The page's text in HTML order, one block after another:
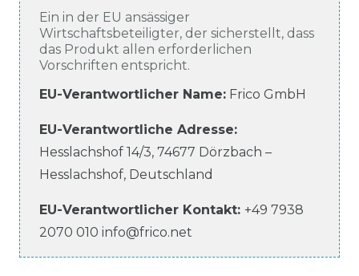
Ein in der EU ansässiger
Wirtschaftsbeteiligter, der sicherstellt, dass
das Produkt allen erforderlichen
Vorschriften entspricht.
EU-Verantwortlicher Name: Frico GmbH
EU-Verantwortliche Adresse:
Hesslachshof 14/3, 74677 Dörzbach –
Hesslachshof, Deutschland
EU-Verantwortlicher Kontakt: +49 7938
2070 010 info@frico.net